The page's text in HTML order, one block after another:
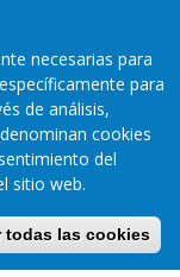
Aviso legal
Cookies
Accesibilidad
necesarias para
para
de análisis,
cookies
del
sitio web.
todas las cookies